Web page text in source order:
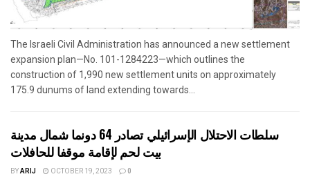
The Israeli Civil Administration has announced a new settlement
expansion plan—No. 101-1284223—which outlines the
construction of 1,990 new settlement units on approximately
175.9 dunums of land extending towards...
سلطات الاحتلال الإسرائيلي تصادر 64 دونما شمال مدينة
بيت لحم لإقامة موقفا للحافلات
BYARIJ OCTOBER 19, 2023 0